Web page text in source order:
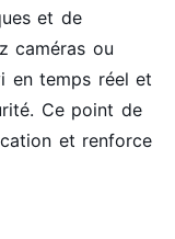
et de
caméras ou
en temps réel et
Ce point de
et renforce